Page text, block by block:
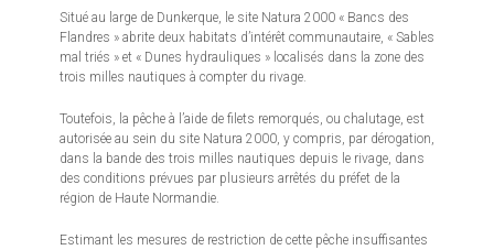
Situé au large de Dunkerque, le site Natura 2000 « Bancs des
Flandres » abrite deux habitats d’intérêt communautaire, « Sables
mal triés » et « Dunes hydrauliques » localisés dans la zone des
trois milles nautiques à compter du rivage.
Toutefois, la pêche à l’aide de filets remorqués, ou chalutage, est
autorisée au sein du site Natura 2000, y compris, par dérogation,
dans la bande des trois milles nautiques depuis le rivage, dans
des conditions prévues par plusieurs arrêtés du préfet de la
région de Haute Normandie.
Estimant les mesures de restriction de cette pêche insuffisantes